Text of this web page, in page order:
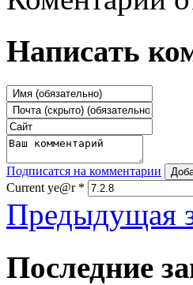
Написать
Подписатся на комментарии
Current ye@r *
Предыдущая
Последние